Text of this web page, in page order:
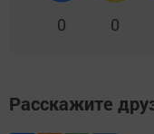
0 0
Расскажите